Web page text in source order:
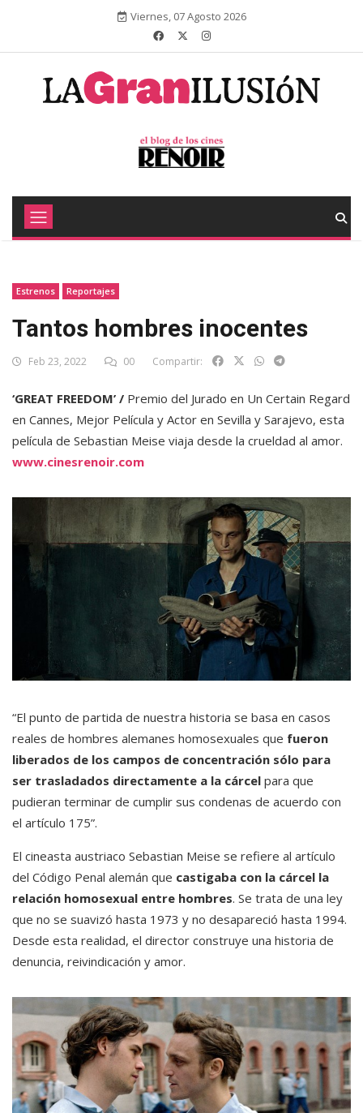
Viernes, 07 Agosto 2026
Estrenos Reportajes
Tantos hombres inocentes
Feb 23, 2022 00 Compartir:
‘GREAT FREEDOM’ / Premio del Jurado en Un Certain Regard
en Cannes, Mejor Película y Actor en Sevilla y Sarajevo, esta
película de Sebastian Meise viaja desde la crueldad al amor.
www.cinesrenoir.com
“El punto de partida de nuestra historia se basa en casos
reales de hombres alemanes homosexuales que fueron
liberados de los campos de concentración sólo para
ser trasladados directamente a la cárcel para que
pudieran terminar de cumplir sus condenas de acuerdo con
el artículo 175”.
El cineasta austriaco Sebastian Meise se refiere al artículo
del Código Penal alemán que castigaba con la cárcel la
relación homosexual entre hombres. Se trata de una ley
que no se suavizó hasta 1973 y no desapareció hasta 1994.
Desde esta realidad, el director construye una historia de
denuncia, reivindicación y amor.